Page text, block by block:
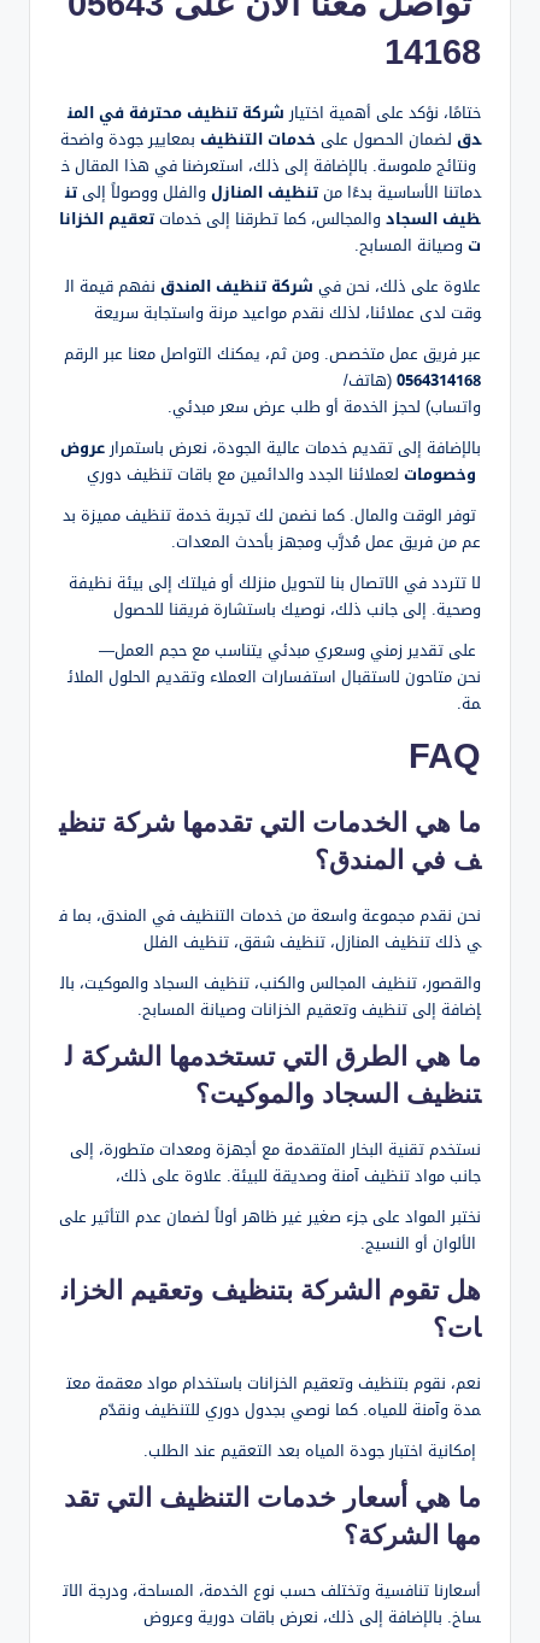
14168
ختامًا، نؤكد على أهمية اختيارشركة تنظيف محترفة في المن
دق لضمان الحصول على خدمات التنظيف بمعايير جودة واضحة
ونتائج ملموسة. بالإضافة إلى ذلك، استعرضنا في هذا المقال خ
دماتنا الأساسية بدءًا منتنظيف المنازلوالفلل ووصولاً إلىتن
ظيف السجادوالمجالس، كما تطرقنا إلى خدماتتعقيم الخزانا
توصيانة المسابح.
علاوة على ذلك، نحن في شركة تنظيف المندق نفهم قيمة ال
وقت لدى عملائنا، لذلك نقدم مواعيد مرنة واستجابة سريعة
عبر فريق عمل متخصص. ومن ثم، يمكنك التواصل معنا عبر الرقم
0564314168(هاتف/
واتساب) لحجز الخدمة أو طلب عرض سعر مبدئي.
بالإضافة إلى تقديم خدمات عالية الجودة، نعرض باستمرارعروض
وخصومات لعملائنا الجدد والدائمين مع باقات تنظيف دوري
توفر الوقت والمال. كما نضمن لك تجربة خدمة تنظيف مميزة بد
عم من فريق عمل مُدرَّب ومجهز بأحدث المعدات.
لا تتردد في الاتصال بنا لتحويل منزلك أو فيلتك إلى بيئة نظيفة
وصحية. إلى جانب ذلك، نوصيك باستشارة فريقنا للحصول
على تقدير زمني وسعري مبدئي يتناسب مع حجم العمل—
نحن متاحون لاستقبال استفسارات العملاء وتقديم الحلول الملائ
مة.
FAQ
ما هي الخدمات التي تقدمها شركة تنظي
ف في المندق؟
نحن نقدم مجموعة واسعة من خدمات التنظيف في المندق، بما ف
ي ذلك تنظيف المنازل، تنظيف شقق، تنظيف الفلل
والقصور، تنظيف المجالس والكنب، تنظيف السجاد والموكيت، بال
إضافة إلى تنظيف وتعقيم الخزانات وصيانة المسابح.
ما هي الطرق التي تستخدمها الشركة ل
تنظيف السجاد والموكيت؟
نستخدم تقنية البخار المتقدمة مع أجهزة ومعدات متطورة، إلى
جانب مواد تنظيف آمنة وصديقة للبيئة. علاوة على ذلك،
نختبر المواد على جزء صغير غير ظاهر أولاً لضمان عدم التأثير على
الألوان أو النسيج.
هل تقوم الشركة بتنظيف وتعقيم الخزان
ات؟
نعم، نقوم بتنظيف وتعقيم الخزانات باستخدام مواد معقمة معت
مدة وآمنة للمياه. كما نوصي بجدول دوري للتنظيف ونقدّم
إمكانية اختبار جودة المياه بعد التعقيم عند الطلب.
ما هي أسعار خدمات التنظيف التي تقد
مها الشركة؟
أسعارنا تنافسية وتختلف حسب نوع الخدمة، المساحة، ودرجة الات
ساخ. بالإضافة إلى ذلك، نعرض باقات دورية وعروض